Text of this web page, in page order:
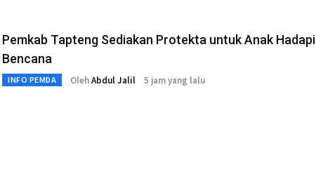
Pemkab Tapteng Sediakan Protekta untuk Anak Hadapi
Bencana
INFO PEMDA OlehAbdul Jalil 5 jam yang lalu